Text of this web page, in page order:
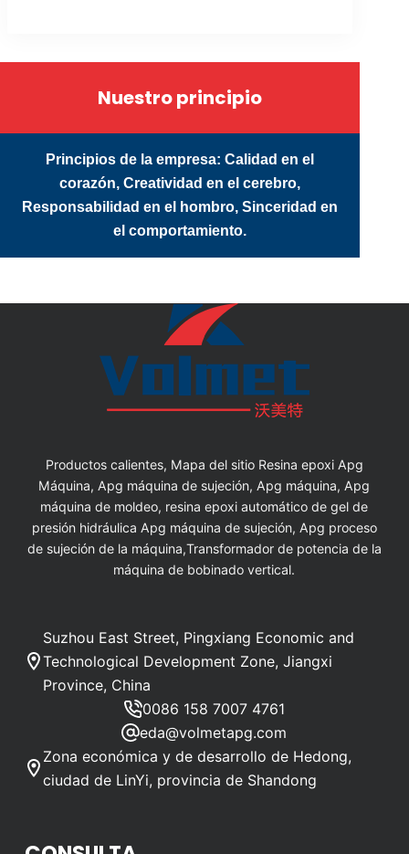
Nuestro principio
Principios de la empresa: Calidad en el
corazón, Creatividad en el cerebro,
Responsabilidad en el hombro, Sinceridad en
el comportamiento.
Productos calientes, Mapa del sitio Resina epoxi Apg
Máquina, Apg máquina de sujeción, Apg máquina, Apg
máquina de moldeo, resina epoxi automático de gel de
presión hidráulica Apg máquina de sujeción, Apg proceso
de sujeción de la máquina,Transformador de potencia de la
máquina de bobinado vertical.
Suzhou East Street, Pingxiang Economic and
Technological Development Zone, Jiangxi
Province, China
0086 158 7007 4761
eda@volmetapg.com
Zona económica y de desarrollo de Hedong,
ciudad de LinYi, provincia de Shandong